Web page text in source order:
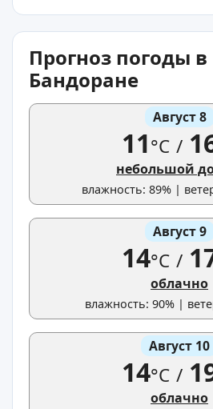
Прогноз погоды в
Бандоране
Август 8
11°C /
небольшой
влажность: 89% |
Август 9
14°C /
облачно
влажность: 90% |
Август 10
14°C /
облачно